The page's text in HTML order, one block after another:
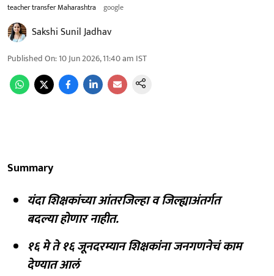
teacher transfer Maharashtra google
Sakshi Sunil Jadhav
Published On:10 Jun 2026, 11:40 am IST
Summary
यंदा शिक्षकांच्या आंतरजिल्हा व जिल्ह्याअंतर्गत
बदल्या होणार नाहीत.
१६ मे ते १६ जूनदरम्यान शिक्षकांना जनगणनेचं काम
देण्यात आलं